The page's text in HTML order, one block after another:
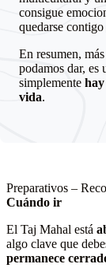
consigue
quedarse
En resumen,
podamos dar, es
simplemente
vida.
Preparativos –
Cuándo ir
El Taj Mahal está
algo clave que
permanece